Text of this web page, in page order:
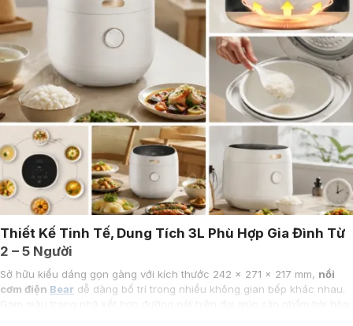
Thiết Kế Tinh Tế, Dung Tích 3L Phù Hợp Gia Đình Từ
2 – 5 Người
Sở hữu kiểu dáng gọn gàng với kích thước 242 x 271 x 217 mm, nồi
cơm điện Bear dễ dàng bố trí trong nhiều không gian bếp khác nhau.